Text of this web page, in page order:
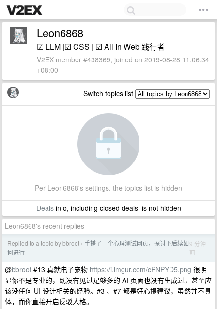
Leon6868
☑ LLM |☑ CSS | ☑ All In Web 践行者
V2EX member #438369, joined on 2019-08-28 11:06:34
+08:00
Switch topics list
Per Leon6868's settings, the topics list is hidden
Dealsinfo, including closed deals, is not hidden
Leon6868's recent replies
Replied to a topic by bbroot › 手搓了一个心理测试网页，探讨下后续如
何进行
9 分钟
前
@bbroot #13 真就电子宠物 https://i.imgur.com/cPNPYD5.png 很明
显你不是专业的，既没有见过足够多的 AI 页面也没有生成过，甚至应
该没任何 UI 设计相关的经验。#3 、#7 都是好心提建议，虽然并不具
体，而你直接开启反驳人格。